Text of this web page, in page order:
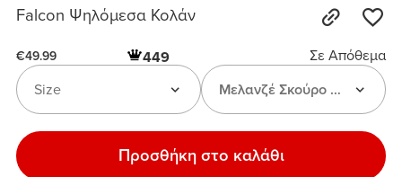
Falcon Ψηλόμεσα Κολάν
€49.99 449
Σε Απόθεμα
Μελανζέ Σκούρο Μπλε
Size
Προσθήκη στο καλάθι